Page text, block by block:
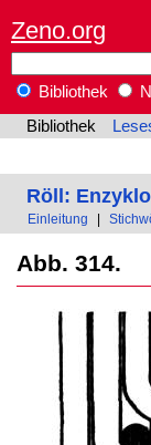
Zeno.org
Bibliothek
Bibliothek
Röll:
Einleitung
Abb. 314.